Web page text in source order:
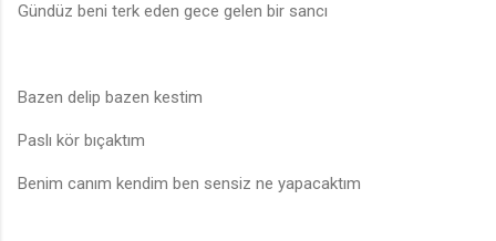
Gündüz beni terk eden gece gelen bir sancı
Bazen delip bazen kestim
Paslı kör bıçaktım
Benim canım kendim ben sensiz ne yapacaktım